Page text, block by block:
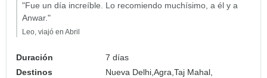
"Fue un día increíble. Lo recomiendo muchísimo, a él y a
Anwar."
Leo, viajó en Abril
Duración
7 días
Destinos
Nueva Delhi,Agra,Taj Mahal,